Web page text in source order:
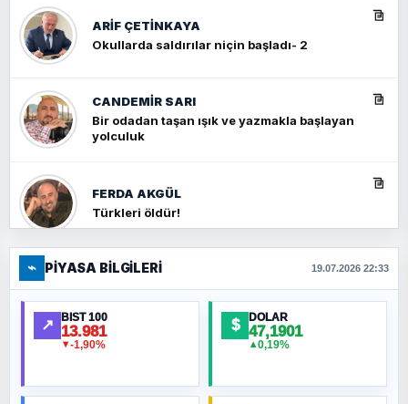
ARIF ÇETİNKAYA
Okullarda saldırılar niçin başladı- 2
CANDEMIR SARI
Bir odadan taşan ışık ve yazmakla başlayan
yolculuk
FERDA AKGÜL
Türkleri öldür!
FERHAT BÜYÜKKALKAN
Ankara Zirvesi: NATO Toplantısı mı, Yeni
Ortadoğu Haritasının Provası mı?
⌁ PIYASA BILGILERI 19.07.2026 22:33
↗ BIST 100
13.981
▼-1,90%
$ DOLAR
47,1901
▲0,19%